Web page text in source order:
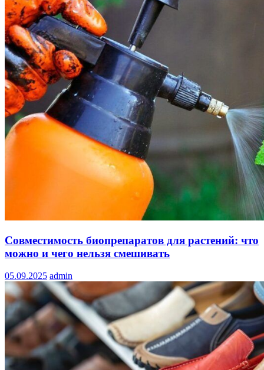
Совместимость биопрепаратов для растений: что
можно и чего нельзя смешивать
05.09.2025 admin